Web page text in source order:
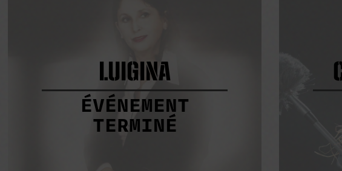
LUIGINA
ÉVÉNEMENT
TERMINÉ